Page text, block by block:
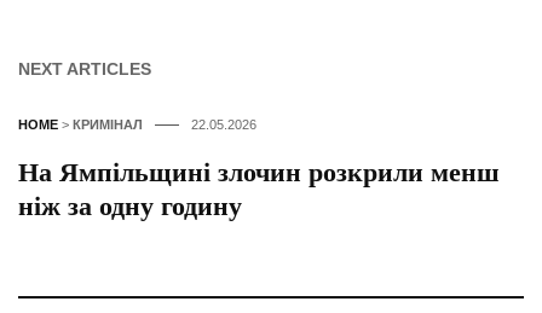
NEXT ARTICLES
HOME > КРИМІНАЛ 22.05.2026
На Ямпільщині злочин розкрили менш
ніж за одну годину